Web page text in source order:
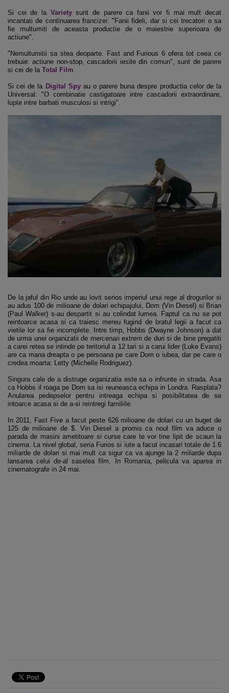
Si cei de la Varietysunt de parere ca fanii vor fi mai mult decat
incantati de continuarea francizei: "Fanii fideli, dar si cei trecatori o sa
fie multumiti de aceasta productie de o maiestrie superioara de
actiune".
"Nemultumitii sa stea deoparte. Fast and Furious 6 ofera tot ceea ce
trebuie: actiune non-stop, cascadorii iesite din comun", sunt de parere
si cei de la Total Film
Si cei de la Digital Spyau o parere buna despre productia celor de la
Universal: "O combinatie castigatoare intre cascadorii extraordinare,
lupte intre barbati musculosi si intrigi".
De la jaful din Rio unde au lovit serios imperiul unui rege al drogurilor si
au adus 100 de milioane de dolari echipajului, Dom (Vin Diesel) si Brian
(Paul Walker) s-au despartit si au colindat lumea. Faptul ca nu se pot
reintoarce acasa si ca traiesc mereu fugind de bratul legii a facut ca
vietile lor sa fie incomplete. Intre timp, Hobbs (Dwayne Johnson) a dat
de urma unei organizatii de mercenari extrem de duri si de bine pregatiti
a carei retea se intinde pe teritoriul a 12 tari si a carui lider (Luke Evans)
are ca mana dreapta o pe persoana pe care Dom o iubea, dar pe care o
credea moarta: Letty (Michelle Rodriguez).
Singura cale de a distruge organizatia este sa o infrunte in strada. Asa
ca Hobbs il roaga pe Dom sa isi reuneasca echipa in Londra. Rasplata?
Anularea pedepselor pentru intreaga echipa si posibilitatea de se
intoarce acasa si de a-si reintregi familiile.
In 2011, Fast Five a facut peste 626 milioane de dolari cu un buget de
125 de milioane de $. Vin Diesel a promis ca noul film va aduce o
parada de masini ametitoare si curse care te vor tine lipit de scaun la
cinema. La nivel global, seria Furios si iute a facut incasari totale de 1.6
miliarde de dolari si mai mult ca sigur ca va ajunge la 2 miliarde dupa
lansarea celui de-al saselea film. In Romania, pelicula va aparea in
cinematografe in 24 mai.